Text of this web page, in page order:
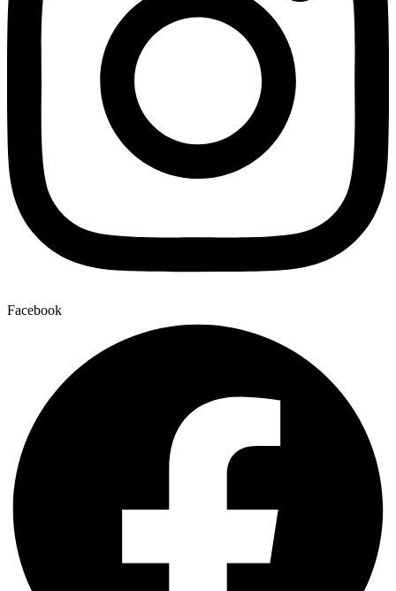
Facebook